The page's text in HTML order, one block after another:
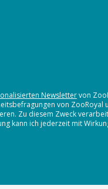
Newslettervon
von ZooRoyal
Zu diesem Zweck
kann ich jederzeit mit